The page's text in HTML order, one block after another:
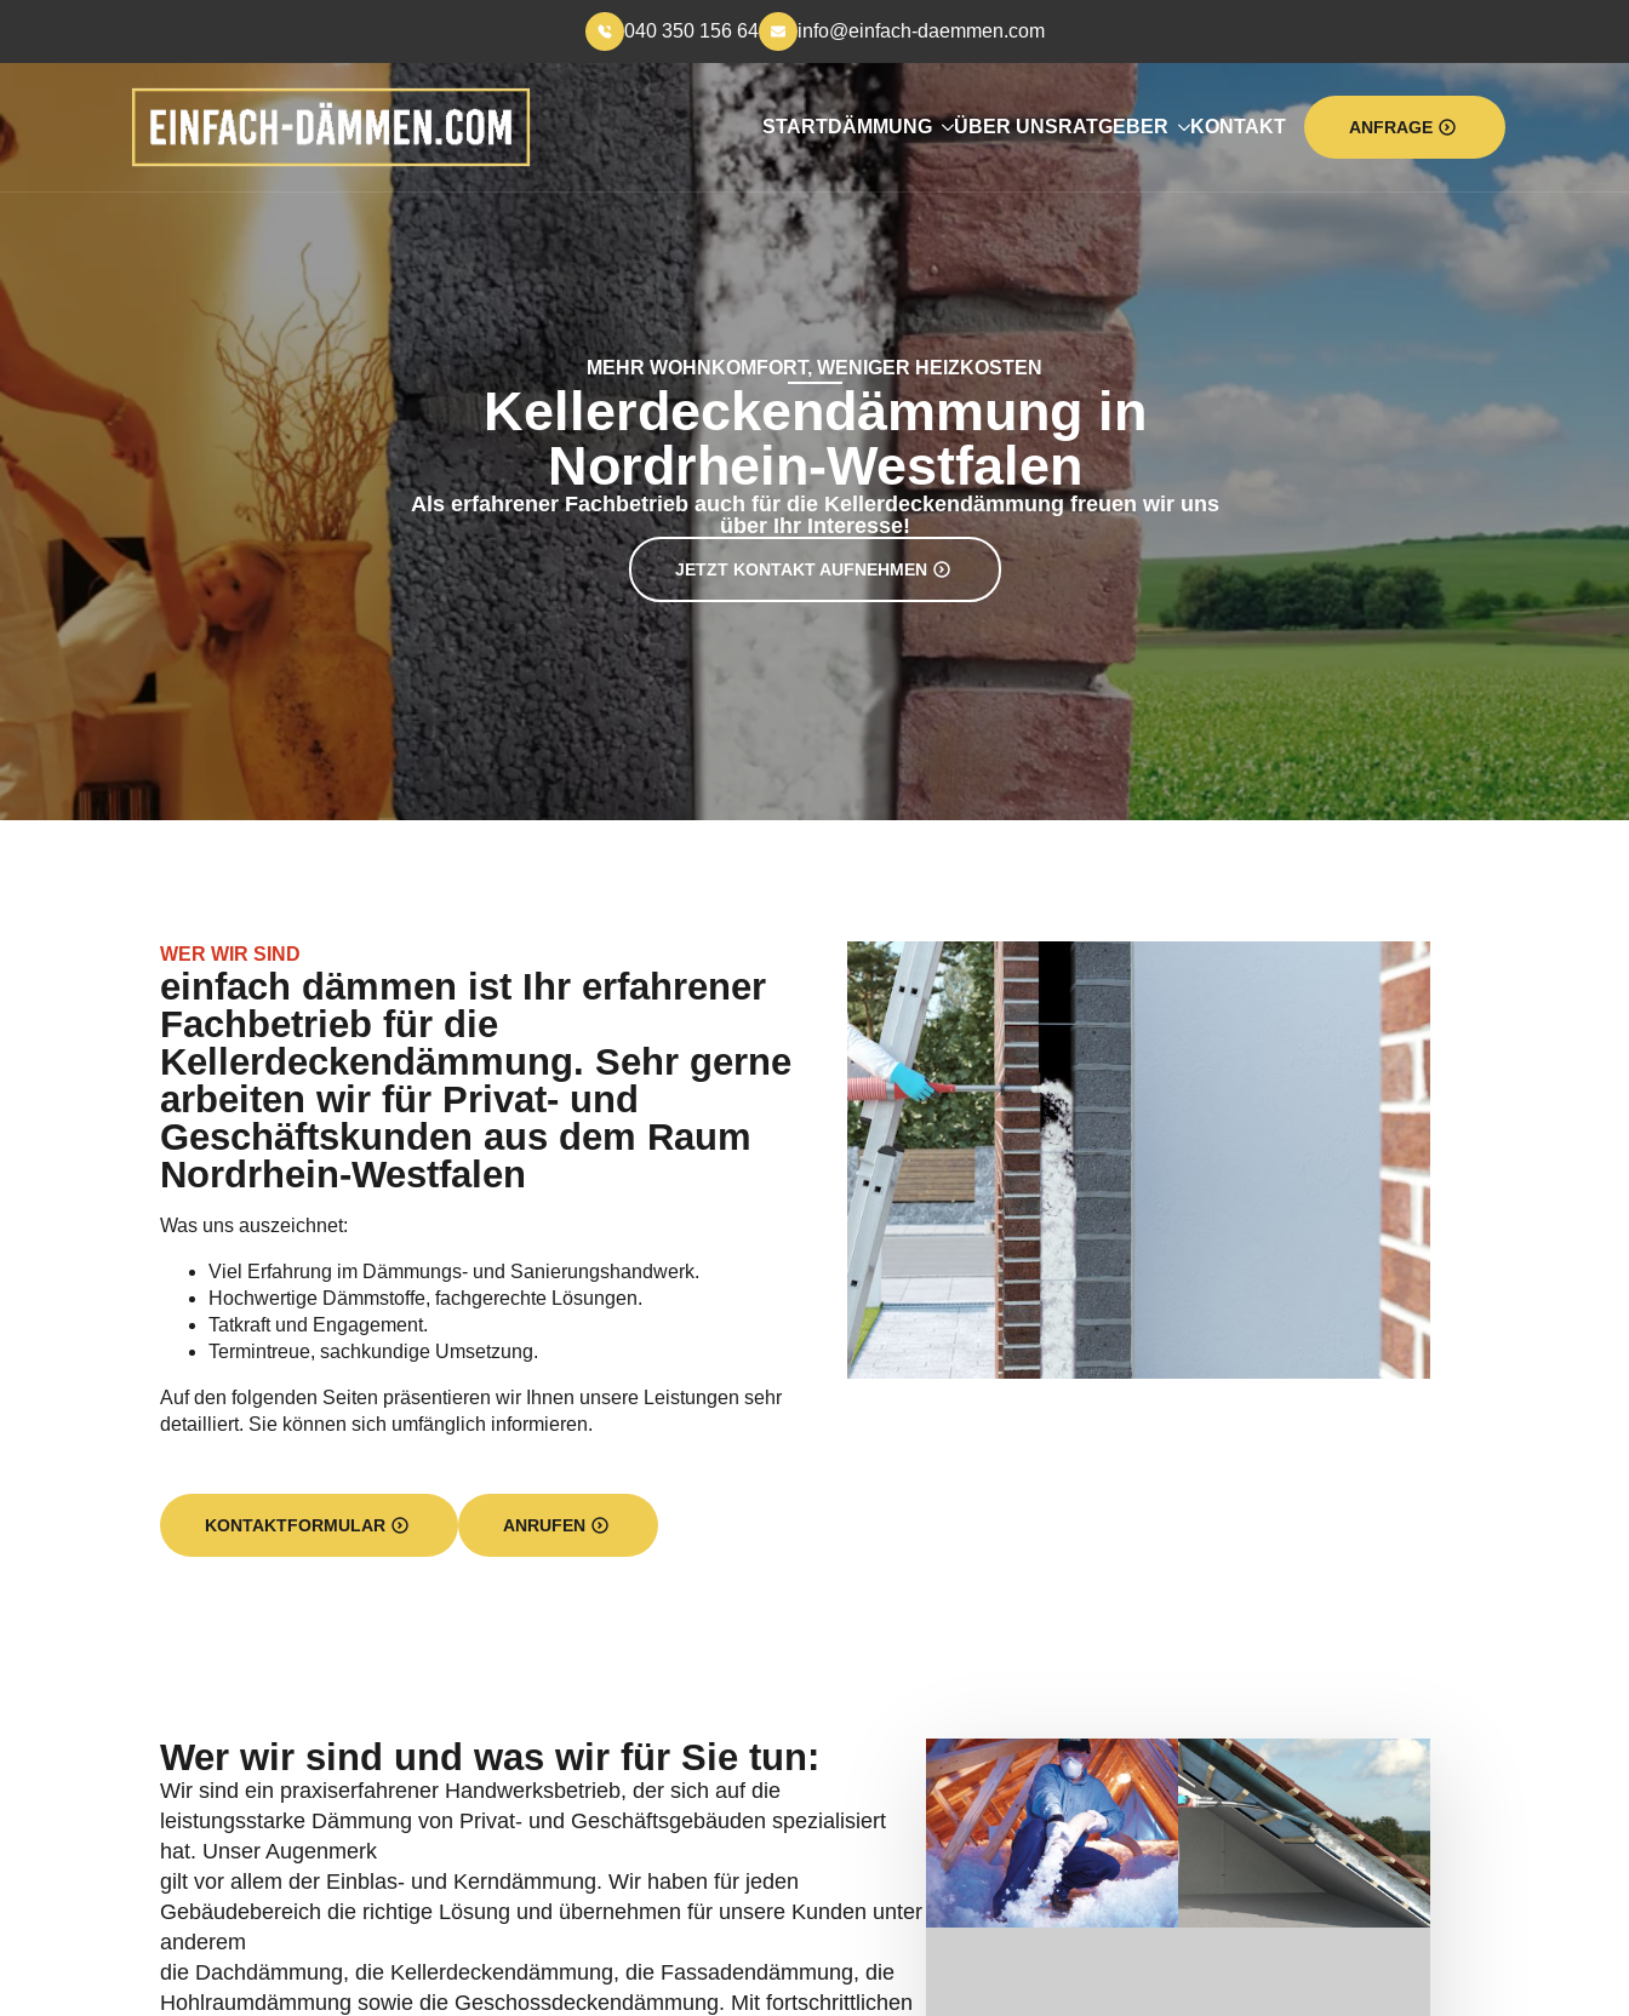
040 350 156 64 info@einfach-daemmen.com
STARTDÄMMUNG ÜBER UNSRATGEBER KONTAKT ANFRAGE
MEHR WOHNKOMFORT, WENIGER HEIZKOSTEN
Kellerdeckendämmung in
Nordrhein-Westfalen
Als erfahrener Fachbetrieb auch für die Kellerdeckendämmung freuen wir uns
über Ihr Interesse!
JETZT KONTAKT AUFNEHMEN
WER WIR SIND
einfach dämmen ist Ihr erfahrener
Fachbetrieb für die
Kellerdeckendämmung. Sehr gerne
arbeiten wir für Privat- und
Geschäftskunden aus dem Raum
Nordrhein-Westfalen
Was uns auszeichnet:
Viel Erfahrung im Dämmungs- und Sanierungshandwerk.
Hochwertige Dämmstoffe, fachgerechte Lösungen.
Tatkraft und Engagement.
Termintreue, sachkundige Umsetzung.
Auf den folgenden Seiten präsentieren wir Ihnen unsere Leistungen sehr
detailliert. Sie können sich umfänglich informieren.
KONTAKTFORMULAR ANRUFEN
Wer wir sind und was wir für Sie tun:
Wir sind ein praxiserfahrener Handwerksbetrieb, der sich auf die
leistungsstarke Dämmung von Privat- und Geschäftsgebäuden spezialisiert
hat. Unser Augenmerk
gilt vor allem der Einblas- und Kerndämmung. Wir haben für jeden
Gebäudebereich die richtige Lösung und übernehmen für unsere Kunden unter
anderem
die Dachdämmung, die Kellerdeckendämmung, die Fassadendämmung, die
Hohlraumdämmung sowie die Geschossdeckendämmung. Mit fortschrittlichen